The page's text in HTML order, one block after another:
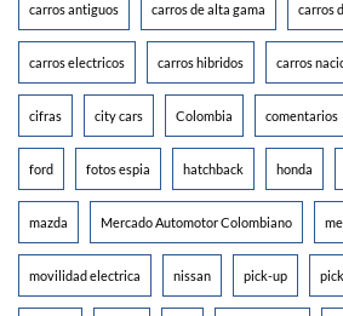
carros antiguos carros de alta gama carros
carros electricos carros hibridos carros
cifras city cars Colombia comentarios
ford fotos espia hatchback honda
mazda Mercado Automotor Colombiano
movilidad electrica nissan pick-up